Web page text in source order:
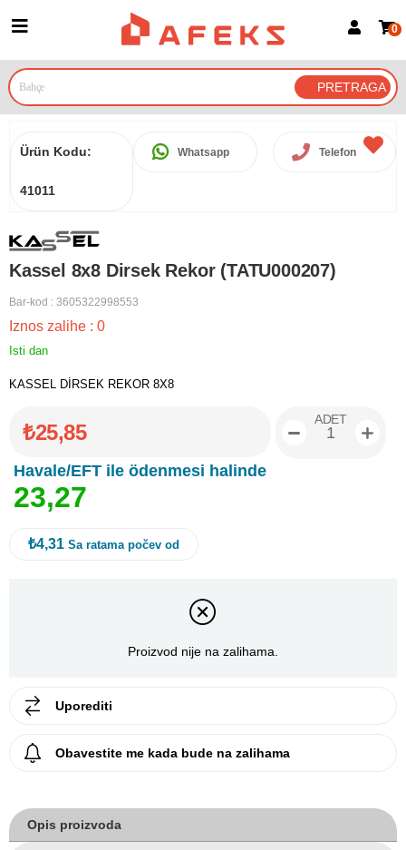
Prijava za članove
Prijavite se Google nalogom
0
Ürün Kodu:
41011
Whatsapp Telefon
Kassel 8x8 Dirsek Rekor (TATU000207)
Bar-kod : 3605322998553
Iznos zalihe : 0
Isti dan
KASSEL DİRSEK REKOR 8X8
₺25,85
Havale/EFT ile ödenmesi halinde
23,27
ADET
₺4,31 Sa ratama počev od
Proizvod nije na zalihama.
Uporediti
Obavestite me kada bude na zalihama
Opis proizvoda